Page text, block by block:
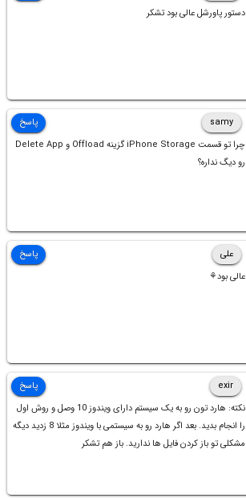
دستور پاورشل عالی بود تشکر
samy
چرا تو قسمت iPhone Storage گزینه Offload و Delete App
رو دیگ نداره؟
پاسخ
علی
عالی بود⚘
پاسخ
exir
نکته: هارد تون رو به یک سیستم دارای ویندوز 10 وصل و روش اول
را انجام بدید. بعد اگر هارد رو به سیستمی با ویندوز مثلا 8 زدید دیگه
مشکلی تو باز کردن فایل ها ندارید. باز هم تشکر
پاسخ